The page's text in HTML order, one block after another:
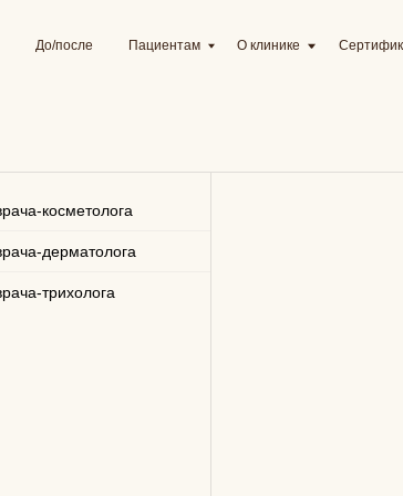
Пациентам О клинике Сертификаты Цены
косметолога
дерматолога
трихолога